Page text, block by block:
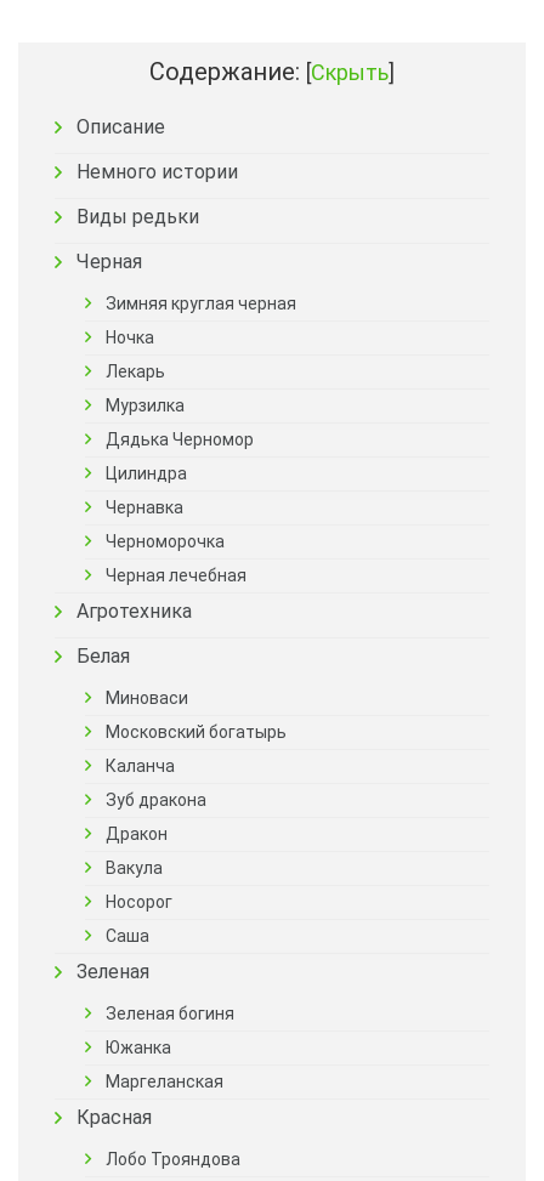
Содержание: [Скрыть]
Описание
Немного истории
Виды редьки
Черная
Зимняя круглая черная
Ночка
Лекарь
Мурзилка
Дядька Черномор
Цилиндра
Чернавка
Черноморочка
Черная лечебная
Агротехника
Белая
Миноваси
Московский богатырь
Каланча
Зуб дракона
Дракон
Вакула
Носорог
Саша
Зеленая
Зеленая богиня
Южанка
Маргеланская
Красная
Лобо Трояндова